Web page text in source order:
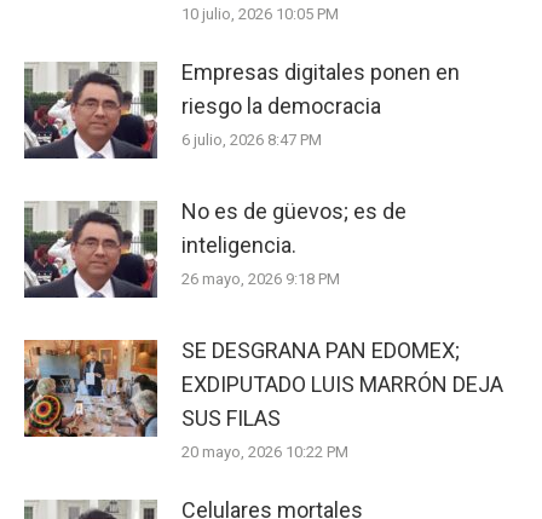
10 julio, 2026 10:05 PM
Empresas digitales ponen en
riesgo la democracia
6 julio, 2026 8:47 PM
No es de güevos; es de
inteligencia.
26 mayo, 2026 9:18 PM
SE DESGRANA PAN EDOMEX;
EXDIPUTADO LUIS MARRÓN DEJA
SUS FILAS
20 mayo, 2026 10:22 PM
Celulares mortales